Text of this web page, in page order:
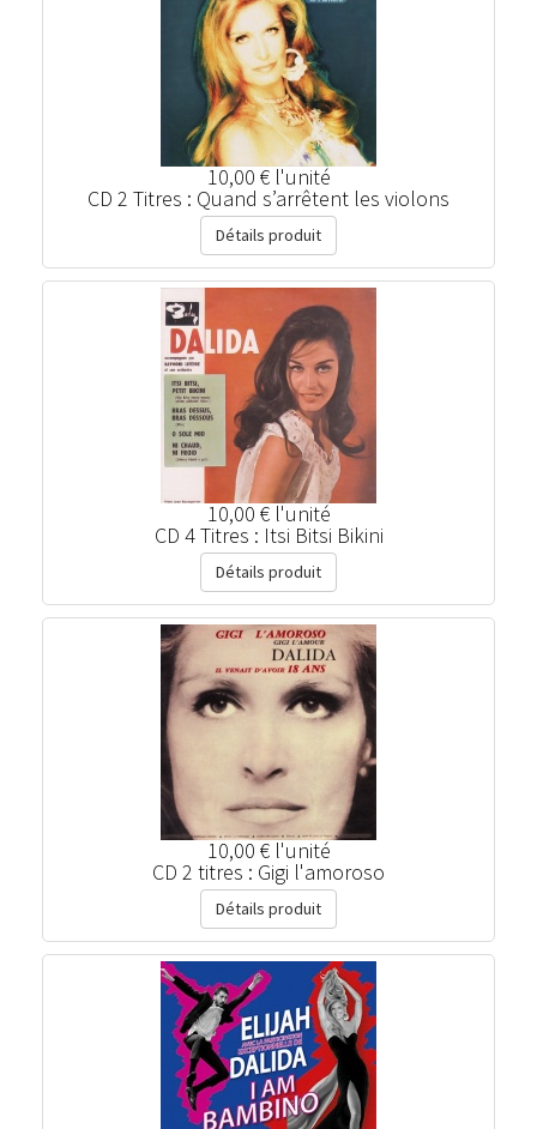
10,00 € l'unité
CD 2 Titres : Quand s’arrêtent les violons
Détails produit
10,00 € l'unité
CD 4 Titres : Itsi Bitsi Bikini
Détails produit
10,00 € l'unité
CD 2 titres : Gigi l'amoroso
Détails produit